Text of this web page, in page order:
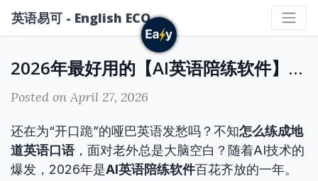
英语易可 - English ECO
2026年最好用的【AI英语陪练软件】推荐｜告别哑巴英语的体验对比
Posted on April 27, 2026
还在为“开口跪”的哑巴英语发愁吗？不知怎么练成地
道英语口语，面对老外总是大脑空白？随着AI技术的
爆发，2026年是AI英语陪练软件百花齐放的一年。